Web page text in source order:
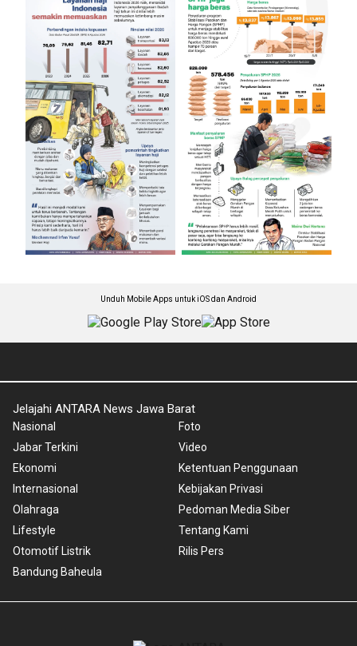
Unduh Mobile Apps untuk iOS dan Android
Jelajahi ANTARA News Jawa Barat
Nasional
Jabar Terkini
Ekonomi
Internasional
Olahraga
Lifestyle
Otomotif Listrik
Bandung Baheula
Foto
Video
Ketentuan Penggunaan
Kebijakan Privasi
Pedoman Media Siber
Tentang Kami
Rilis Pers